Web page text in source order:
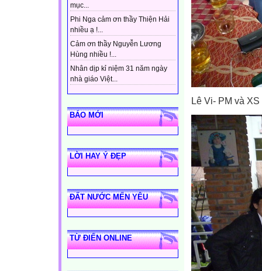
mục...
Phi Nga cảm ơn thầy Thiện Hải
nhiều ạ !...
Cảm ơn thầy Nguyễn Lương
Hùng nhiều !...
Nhân dịp kỉ niệm 31 năm ngày
nhà giáo Việt...
BÁO MỚI
LỜI HAY Ý ĐẸP
ĐẤT NƯỚC MẾN YÊU
TỪ ĐIỂN ONLINE
Lê Vi- PM và